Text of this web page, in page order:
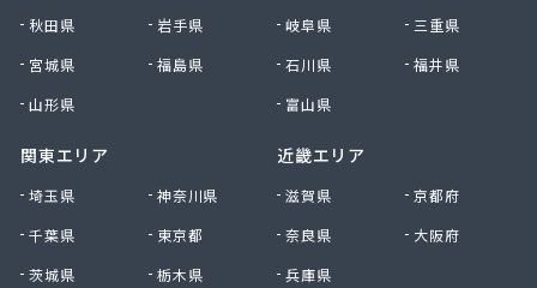
株式会社松村プロパン部
株式会社新東
株式会社森上製油所
株式会社杉浦林産給油所
株式会社清川商店
株式会社青木サービス
株式会社石川鉄沖商店
秋田県
岩手県
宮城県
福島県
山形県
関東エリア
埼玉県
神奈川県
千葉県
東京都
茨城県
栃木県
岐阜県
三重県
石川県
福井県
富山県
近畿エリア
滋賀県
京都府
奈良県
大阪府
兵庫県